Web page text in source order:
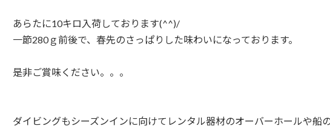
あらたに10キロ入荷しております(^^)/
一節280ｇ前後で、春先のさっぱりした味わいになっております。
是非ご賞味ください。。。
ダイビングもシーズンインに向けてレンタル器材のオーバーホールや船